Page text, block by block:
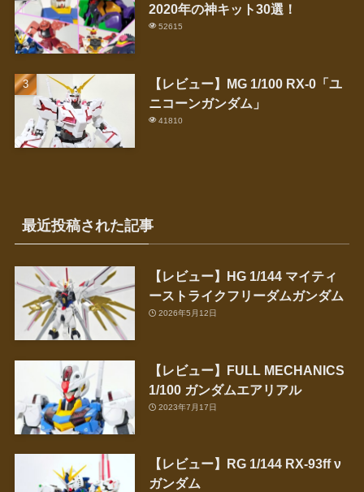
2020年の神キット30選！
52615
【レビュー】MG 1/100 RX-0「ユ
ニコーンガンダム」
41810
最近投稿された記事
【レビュー】HG 1/144 マイティ
ーストライクフリーダムガンダム
2026年5月12日
【レビュー】FULL MECHANICS
1/100 ガンダムエアリアル
2023年7月17日
【レビュー】RG 1/144 RX-93ff ν
ガンダム